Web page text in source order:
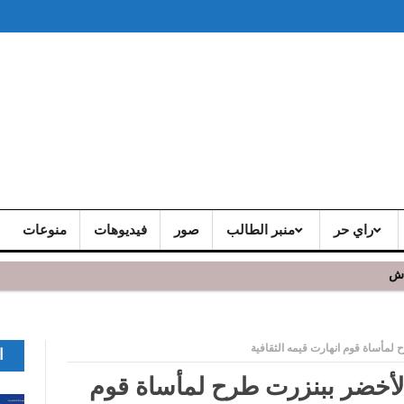
راي حر منبر الطالب صور فيديوهات منوعات
يشد الجمهور الحاضر
قوم انهارت قيمه الثقافية
ببنزرت طرح لمأساة قوم